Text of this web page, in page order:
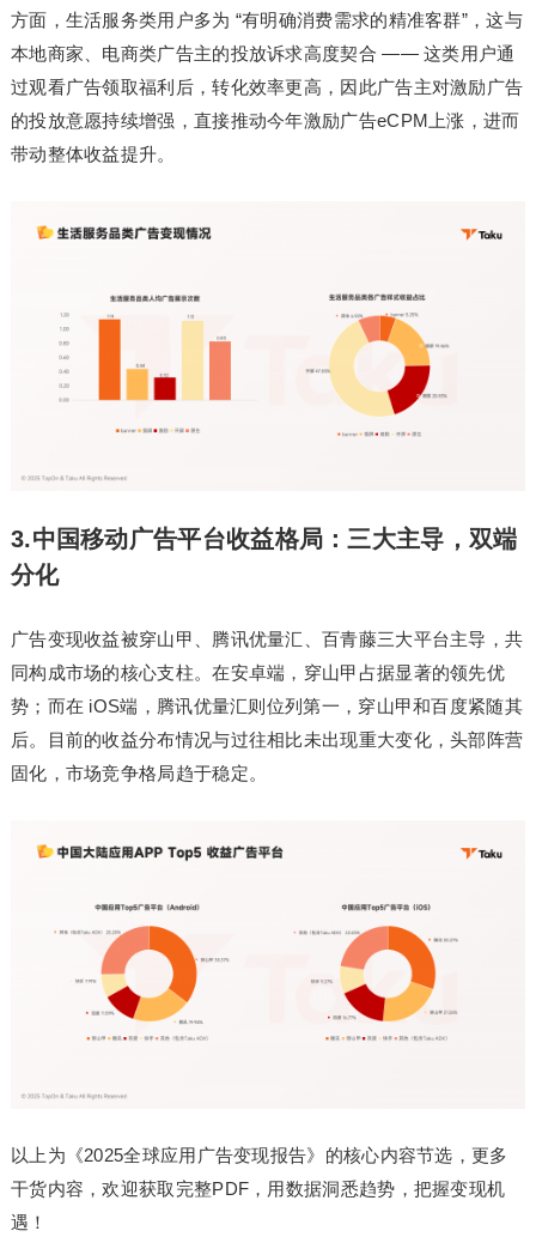
方面，生活服务类用户多为 “有明确消费需求的精准客群”，这与
本地商家、电商类广告主的投放诉求高度契合 —— 这类用户通
过观看广告领取福利后，转化效率更高，因此广告主对激励广告
的投放意愿持续增强，直接推动今年激励广告eCPM上涨，进而
带动整体收益提升。
3.中国移动广告平台收益格局：三大主导，双端
分化
广告变现收益被穿山甲、腾讯优量汇、百青藤三大平台主导，共
同构成市场的核心支柱。在安卓端，穿山甲占据显著的领先优
势；而在 iOS端，腾讯优量汇则位列第一，穿山甲和百度紧随其
后。目前的收益分布情况与过往相比未出现重大变化，头部阵营
固化，市场竞争格局趋于稳定。
以上为《2025全球应用广告变现报告》的核心内容节选，更多
干货内容，欢迎获取完整PDF，用数据洞悉趋势，把握变现机
遇！